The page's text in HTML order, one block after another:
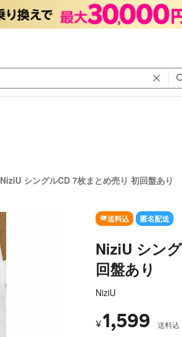
NiziU シングルCD 7枚まとめ売り 初回盤あり
送料込 匿名配送
NiziU シン
回盤あり
NiziU
¥1,599 送料込